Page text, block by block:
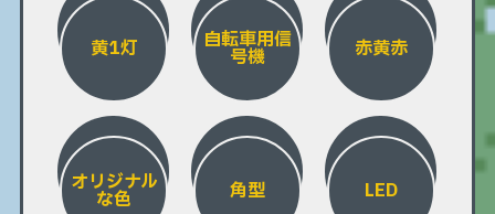
黄1灯 自転車用信
号機 赤黄赤
オリジナル
な色 角型 LED